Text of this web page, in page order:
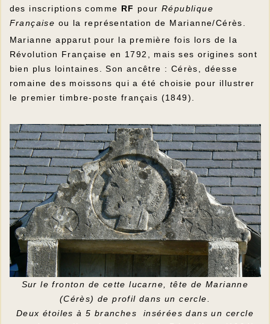
des inscriptions comme RF pour République
Française ou la représentation de Marianne/Cérès.
Marianne apparut pour la première fois lors de la
Révolution Française en 1792, mais ses origines sont
bien plus lointaines. Son ancêtre : Cérès, déesse
romaine des moissons qui a été choisie pour illustrer
le premier timbre-poste français (1849).
Sur le fronton de cette lucarne, tête de Marianne
(Cérès) de profil dans un cercle.
Deux étoiles à 5 branches insérées dans un cercle